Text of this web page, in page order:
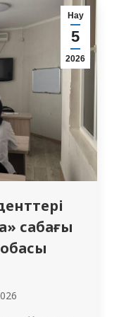
барысында
Нау
5
2026
сабағы